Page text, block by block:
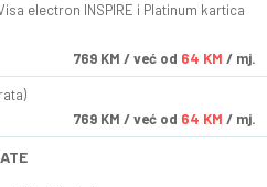
electron INSPIRE i Platinum kartica
769 KM / već od 64 KM / mj.
769 KM / već od 64 KM / mj.